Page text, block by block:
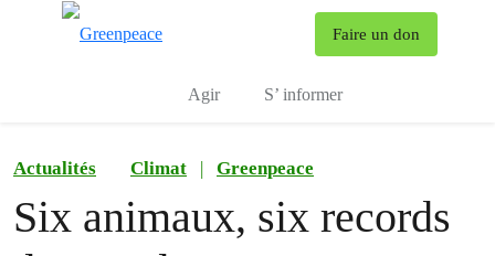
Faire un don
Agir S’ informer
Actualités Climat | Greenpeace
Six animaux, six records